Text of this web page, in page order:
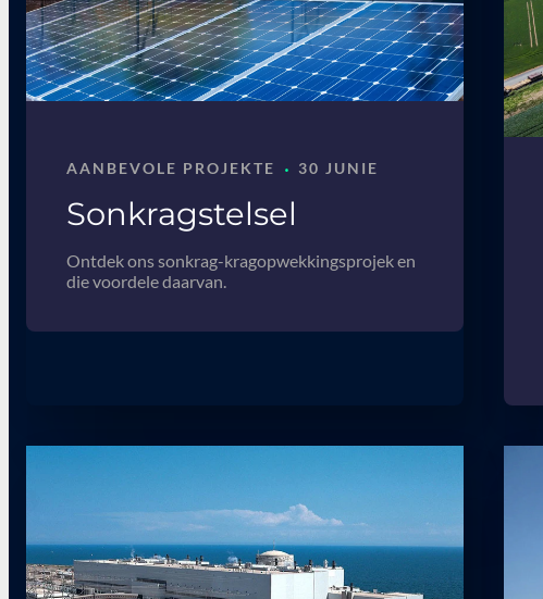
Sonkragstelsel
AANBEVOLE PROJEKTE · 30 JUNIE
Ontdek ons sonkrag-kragopwekkingsprojek en
die voordele daarvan.